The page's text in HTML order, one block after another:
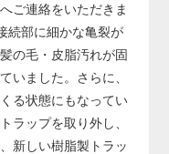
ご連絡をいただきま
続部に細かな亀裂が
の毛・皮脂汚れが固
いました。さらに、
る状態にもなってい
ラップを取り外し、
新しい樹脂製トラッ